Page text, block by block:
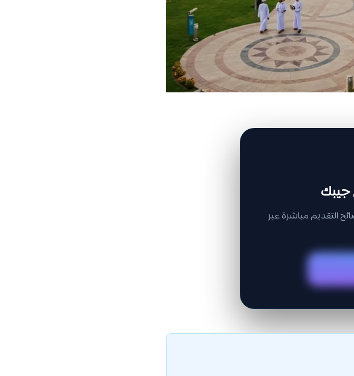
جيبك
التقديم مباشرة عبر